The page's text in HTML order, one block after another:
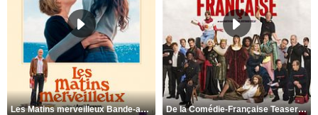
Les Matins merveilleux Bande-annonce VF De la Comédie-Française Teaser VF